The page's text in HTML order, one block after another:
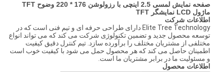
صفحه نمایش لمسی 2.5 اینچی با رزولوشن 176 * 220 وضوح TFT
ماژول LCD نمایشگر TFT
اطلاعات شرکت
Elite Tree Technology دارای طراحی حرفه ای و تیم فنی است که در
توسعه محصول جدید و تضمین تکنولوژی شرکت می کند که می تواند انواع
مختلفی از مشتریان مختلف را برآورده سازد. تیم کنترل دقیق کیفیت
اطمینان حاصل می کند که هر محصول حمل می شود با کیفیت خوب است
و مسئولیت ما در برابر مشتریان ما است.
اطلاعات محصول